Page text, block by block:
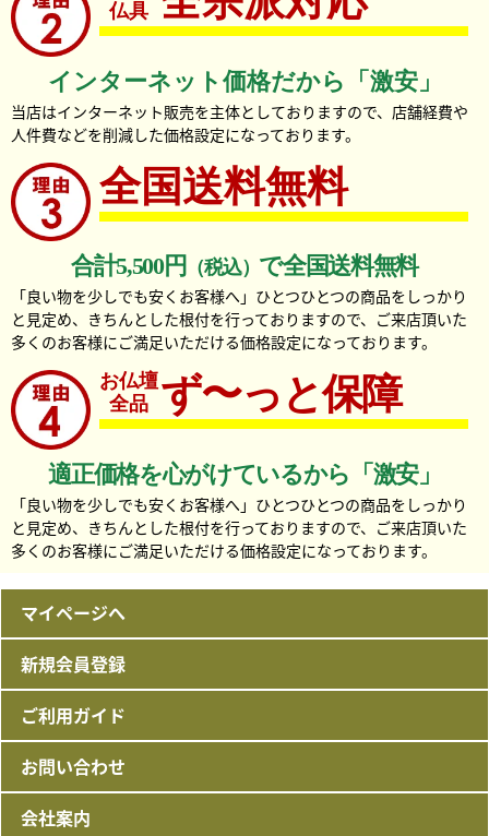
仏具
インターネット価格だから「激安」
当店はインターネット販売を主体としておりますので、店舗経費や
人件費などを削減した価格設定になっております。
全国送料無料
合計5,500円 （税込） で全国送料無料
「良い物を少しでも安くお客様へ」ひとつひとつの商品をしっかり
と見定め、きちんとした根付を行っておりますので、ご来店頂いた
多くのお客様にご満足いただける価格設定になっております。
お仏壇
全品 ず〜っと保障
適正価格を心がけているから「激安」
「良い物を少しでも安くお客様へ」ひとつひとつの商品をしっかり
と見定め、きちんとした根付を行っておりますので、ご来店頂いた
多くのお客様にご満足いただける価格設定になっております。
マイページへ
新規会員登録
ご利用ガイド
お問い合わせ
会社案内